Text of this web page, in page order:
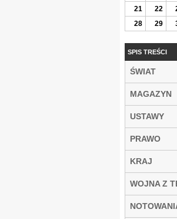
21
22
28
29
SPIS TREŚCI
ŚWIAT
MAGAZYN
USTAWY
PRAWO
KRAJ
WOJNA Z